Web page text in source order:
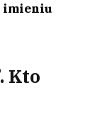
imieniu
Kto